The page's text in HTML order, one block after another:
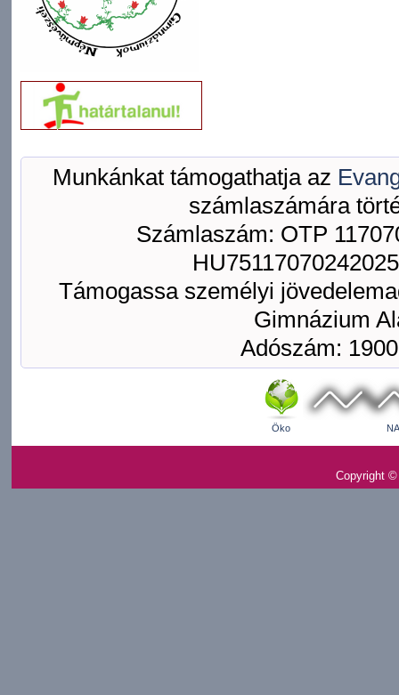
Munkánkat támogathatja az
számlaszámára
Számlaszám: OTP
Támogassa személyi
Gimnázium
Adószám:
Öko
Copyright